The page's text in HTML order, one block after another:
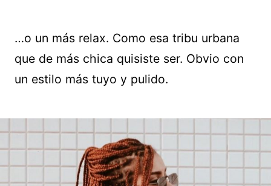
…o un más relax. Como esa tribu urbana
que de más chica quisiste ser. Obvio con
un estilo más tuyo y pulido.